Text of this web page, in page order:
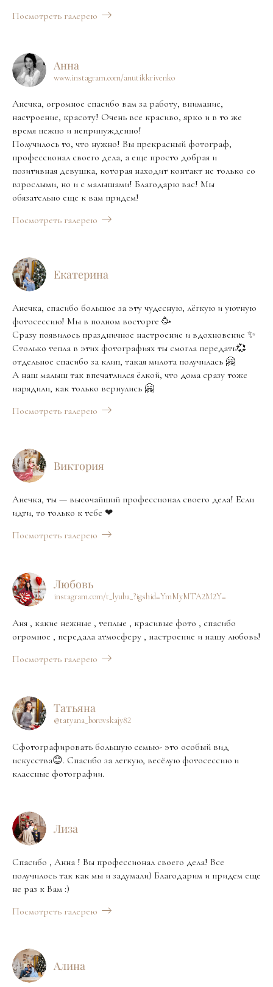
Посмотреть галерею
Анна
www.instagram.com/anutikkrivenko
Анечка, огромное спасибо вам за работу, внимание,
настроение, красоту! Очень все красиво, ярко и в то же
время нежно и непринужденно!
Получилось то, что нужно! Вы прекрасный фотограф,
профессионал своего дела, а еще просто добрая и
позитивная девушка, которая находит контакт не только со
взрослыми, но и с малышами! Благодарю вас! Мы
обязательно еще к вам придем!
Посмотреть галерею
Екатерина
Анечка, спасибо большое за эту чудесную, лёгкую и уютную
фотосессию! Мы в полном восторге 🥳
Сразу появилось праздничное настроение и вдохновение ✨
Столько тепла в этих фотографиях ты смогла передать💞
отдельное спасибо за клип, такая милота получилась 🤗
А наш малыш так впечатлился ёлкой, что дома сразу тоже
нарядили, как только вернулись 🤗
Посмотреть галерею
Виктория
Анечка, ты — высочайший профессионал своего дела! Если
идти, то только к тебе ❤
Посмотреть галерею
Любовь
instagram.com/t_lyuba_?igshid=YmMyMTA2M2Y=
Аня , какие нежные , теплые , красивые фото , спасибо
огромное , передала атмосферу , настроение и нашу любовь!
Посмотреть галерею
Татьяна
@tatyana_borovskajy82
Сфотографировать большую семью- это особый вид
искусства😊. Спасибо за легкую, весёлую фотосессию и
классные фотографии.
Лиза
Спасибо , Анна ! Вы профессионал своего дела! Все
получилось так как мы и задумали) Благодарим и придем еще
не раз к Вам :)
Посмотреть галерею
Алина